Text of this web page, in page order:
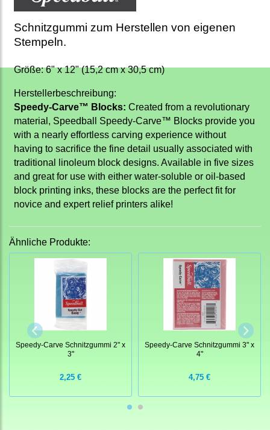
Schnitzgummi zum Herstellen von eigenen
Stempeln.
Größe: 6" x 12" (15,2 cm x 30,5 cm)
Herstellerbeschreibung:
Speedy-Carve™ Blocks: Created from a revolutionary
material, Speedball Speedy-Carve™ Blocks provide you
with a nearly effortless carving experience without
having to sacrifice the fine detail usually associated with
traditional linoleum block designs. Available in five sizes
and great for use with either water-soluble or oil-based
block printing inks, these blocks are the perfect fit for
novice and expert relief printers alike!
Ähnliche Produkte:
Speedy-Carve Schnitzgummi 2" x
3"
2,25 €
Speedy-Carve Schnitzgummi 3" x
4"
4,75 €